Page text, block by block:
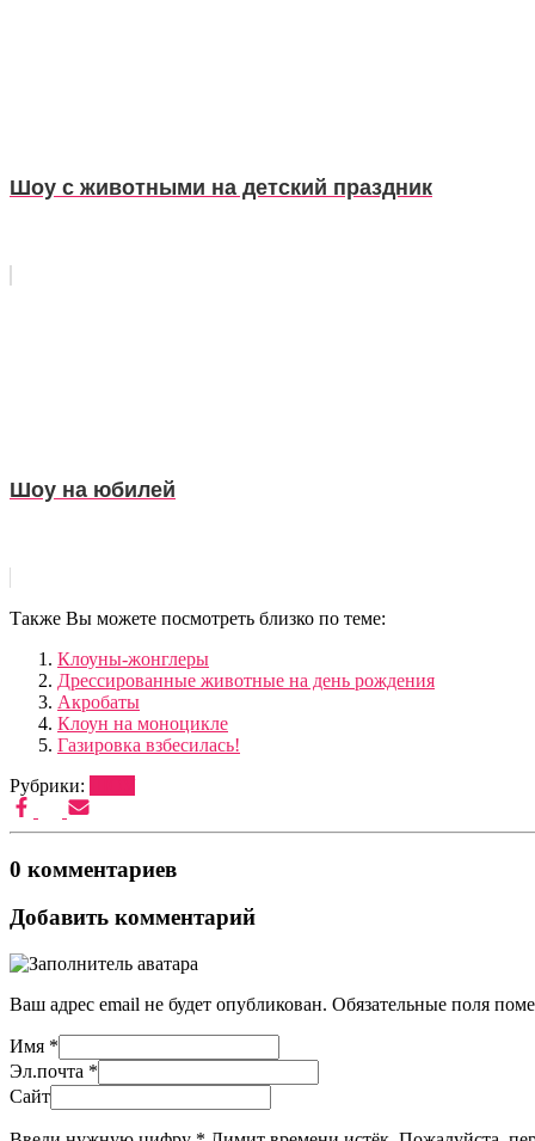
Шоу с животными на детский праздник
Шоу на юбилей
Также Вы можете посмотреть близко по теме:
Клоуны-жонглеры
Дрессированные животные на день рождения
Акробаты
Клоун на моноцикле
Газировка взбесилась!
Рубрики:
0 комментариев
Добавить комментарий
Ваш адрес email не будет опубликован. Обязательные поля
Имя *
Эл.почта *
Сайт